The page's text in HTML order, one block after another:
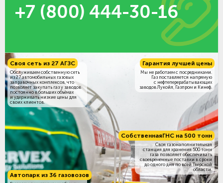
+7 (800) 444-30-16
СобственнаяГНС на 500 тонн
Своя газонаполнительная
станция для хранения 500 тонн
газа позволяет обеспечивать
своевременные поставки в сроки
до одного дня по всей Тверской
области.
Своя сеть из 27 АГЗС
Обслуживаем собственную сеть
из 27 автомобильных газовых
заправочных комплексов, что
позволяет закупать газ у заводов
постоянно в больших объёмах
и удерживать низкие цены для
своих клиентов.
Гарантия лучшей цены
Мы не работаем с посредниками.
Газ поставляется напрямую
с нефтеперерабатывающих
заводов Лукойл, Газпром и Кинеф.
Автопарк из 36 газовозов